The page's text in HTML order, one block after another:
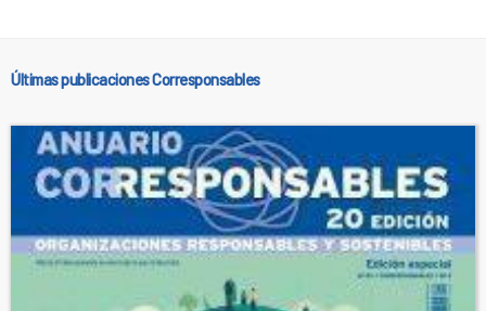
Últimas publicaciones Corresponsables